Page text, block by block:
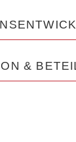
&